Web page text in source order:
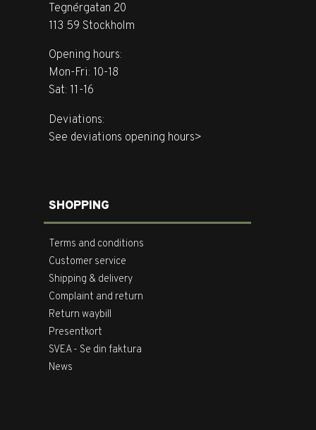
Tegnérgatan 20
113 59 Stockholm
Opening hours:
Mon-Fri: 10-18
Sat: 11-16
Deviations:
See deviations opening hours>
SHOPPING
Terms and conditions
Customer service
Shipping & delivery
Complaint and return
Return waybill
Presentkort
SVEA - Se din faktura
News